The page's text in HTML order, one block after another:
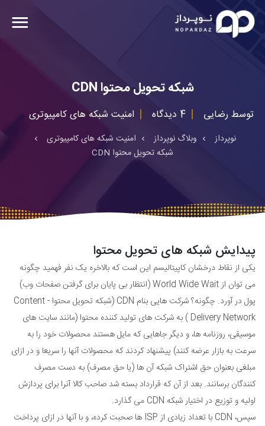
شبکه تحویل محتوا CDN
توسط رضایی 4 دیدگاه امنیت شبکه های کامپیوتری
نوپرداز وبلاگ نوپرداز
امنیت شبکه های کامپیوتری
شبکه تحویل محتوا CDN
پیدایش شبکه های تحویل محتوا
یکی از نقاط درخشان کاپیتالیسم این است که بالاخره یک نفر فهمید چگونه
می توان از World Wide Wait (انتظار بی پایان برای گرفتن صفحات وب)
پول در آورد. چگونه؟ شرکت هایی بنام CDN (شبکه تحویل محتوا - Content
Delivery Network ) به شرکت های تولید کننده محتوا (مانند سایت های
موسیقی، روزنامه ها، و دیگر جاهایی که مایل هستند محصولات خود را به
سرعت به بازار عرضه کنند) پیشنهاد کردند که محصولات آنها را سریعا و در ازای
مبلغی بعنوان حق اشتراک شبکه آن ها (یا حق مصرف) به دست مصرف
کنندگان برسانند. بعد از آن که قرارداد بسته شد صاحب کالا آنرا برای پردازش
اولیه و توزیع در اختیار شبکه CDN می گذارد.
سپس، CDN با تعداد زیادی از ISP ها صحبت کرده، و با آنها در ازای پرداخت